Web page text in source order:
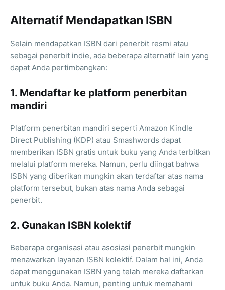
Alternatif Mendapatkan ISBN
Selain mendapatkan ISBN dari penerbit resmi atau
sebagai penerbit indie, ada beberapa alternatif lain yang
dapat Anda pertimbangkan:
1. Mendaftar ke platform penerbitan
mandiri
Platform penerbitan mandiri seperti Amazon Kindle
Direct Publishing (KDP) atau Smashwords dapat
memberikan ISBN gratis untuk buku yang Anda terbitkan
melalui platform mereka. Namun, perlu diingat bahwa
ISBN yang diberikan mungkin akan terdaftar atas nama
platform tersebut, bukan atas nama Anda sebagai
penerbit.
2. Gunakan ISBN kolektif
Beberapa organisasi atau asosiasi penerbit mungkin
menawarkan layanan ISBN kolektif. Dalam hal ini, Anda
dapat menggunakan ISBN yang telah mereka daftarkan
untuk buku Anda. Namun, penting untuk memahami